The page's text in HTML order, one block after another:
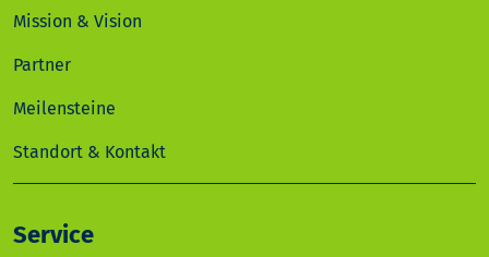
Mission & Vision
Partner
Meilensteine
Standort & Kontakt
Service